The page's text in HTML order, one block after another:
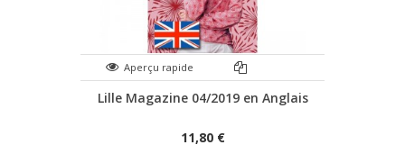
Aperçu rapide
Lille Magazine 04/2019 en Anglais
11,80 €